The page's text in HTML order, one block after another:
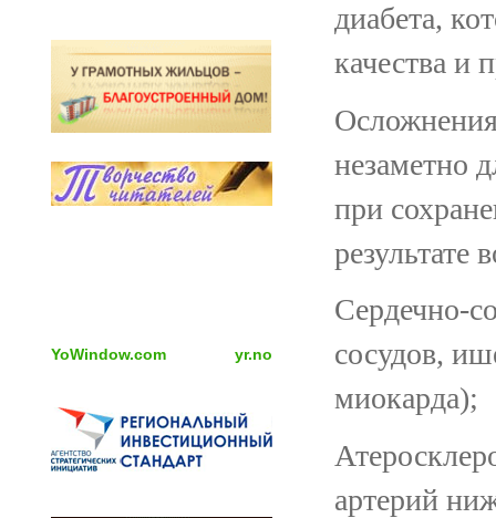
YoWindow.com yr.no
диабета,
качества и
незаметно
при
результате
Сердечно-
сосудов,
миокарда);
артерий